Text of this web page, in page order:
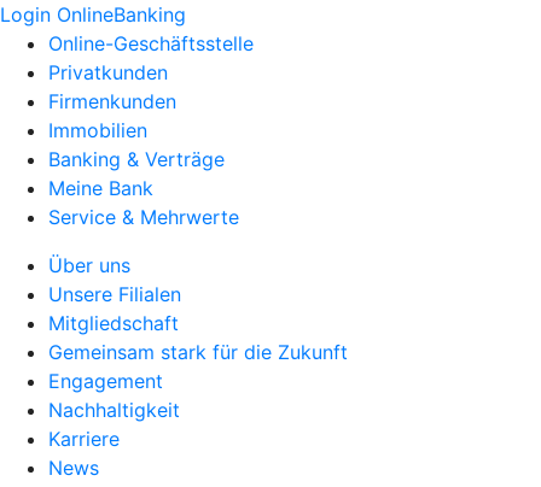
Login OnlineBanking
Online-Geschäftsstelle
Privatkunden
Firmenkunden
Immobilien
Banking & Verträge
Meine Bank
Service & Mehrwerte
Über uns
Unsere Filialen
Mitgliedschaft
Gemeinsam stark für die Zukunft
Engagement
Nachhaltigkeit
Karriere
News